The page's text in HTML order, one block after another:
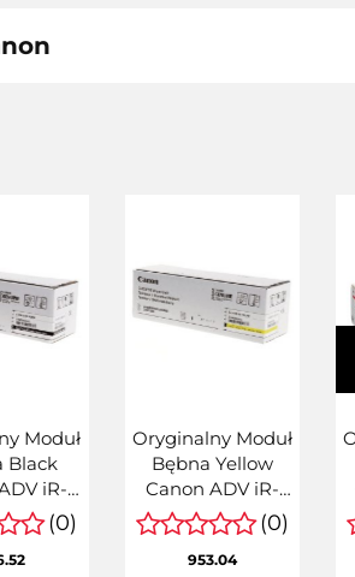
Moduł
Black
iR-
iR-
(0)
Oryginalny Moduł
Bębna Yellow
Canon ADV iR-
C256, iR-C257, iR-
C356 (C-EXV55,
CEXV55,
(0)
953.04